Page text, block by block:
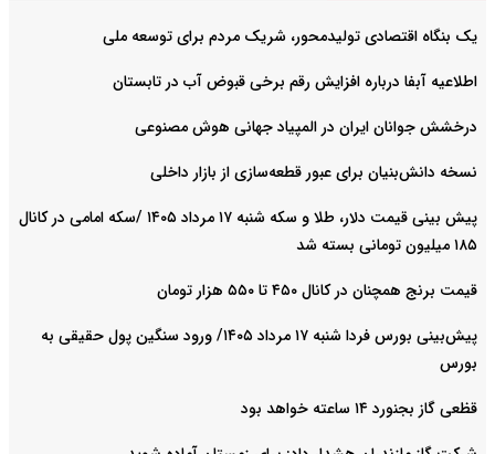
یک بنگاه اقتصادی تولیدمحور، شریک مردم برای توسعه ملی
اطلاعیه آبفا درباره افزایش رقم برخی قبوض آب در تابستان
درخشش جوانان ایران در المپیاد جهانی هوش مصنوعی
نسخه دانش‌بنیان برای عبور قطعه‌سازی از بازار داخلی
پیش ‌بینی قیمت دلار، طلا و سکه شنبه ۱۷ مرداد ۱۴۰۵ /سکه امامی در کانال
۱۸۵ میلیون تومانی بسته شد
قیمت برنج همچنان در کانال ۴۵۰ تا ۵۵۰ هزار تومان
پیش‌بینی بورس فردا شنبه ۱۷ مرداد ۱۴۰۵/ ورود سنگین پول حقیقی به
بورس
قظعی گاز بجنورد ۱۴ ساعته خواهد بود